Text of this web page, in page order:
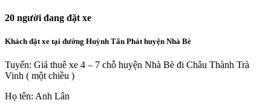
20 người đang đặt xe
Khách đặt xe tại đường Huỳnh Tấn Phát huyện Nhà Bè
Tuyến: Giá thuê xe 4 – 7 chỗ huyện Nhà Bè đi Châu Thành Trà
Vinh ( một chiều )
Họ tên: Anh Lân